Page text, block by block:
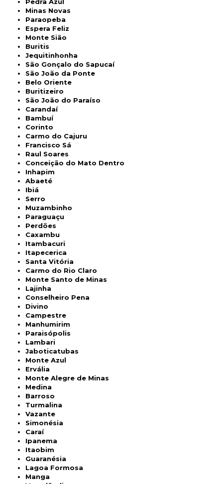
Minas Novas
Paraopeba
Espera Feliz
Monte Sião
Buritis
Jequitinhonha
São Gonçalo do Sapucaí
São João da Ponte
Belo Oriente
Buritizeiro
São João do Paraíso
Carandaí
Bambuí
Corinto
Carmo do Cajuru
Francisco Sá
Raul Soares
Conceição do Mato Dentro
Inhapim
Abaeté
Ibiá
Serro
Muzambinho
Paraguaçu
Perdões
Caxambu
Itambacuri
Itapecerica
Santa Vitória
Carmo do Rio Claro
Monte Santo de Minas
Lajinha
Conselheiro Pena
Divino
Campestre
Manhumirim
Paraisópolis
Lambari
Jaboticatubas
Monte Azul
Ervália
Monte Alegre de Minas
Medina
Barroso
Turmalina
Vazante
Simonésia
Caraí
Ipanema
Itaobim
Guaranésia
Lagoa Formosa
Manga